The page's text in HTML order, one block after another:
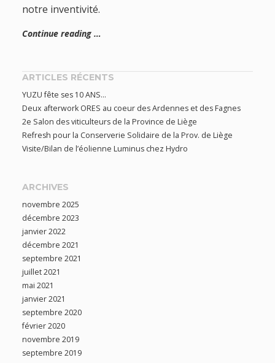
notre inventivité.
Continue reading …
ARTICLES RÉCENTS
YUZU fête ses 10 ANS…
Deux afterwork ORES au coeur des Ardennes et des Fagnes
2e Salon des viticulteurs de la Province de Liège
Refresh pour la Conserverie Solidaire de la Prov. de Liège
Visite/Bilan de l’éolienne Luminus chez Hydro
ARCHIVES
novembre 2025
décembre 2023
janvier 2022
décembre 2021
septembre 2021
juillet 2021
mai 2021
janvier 2021
septembre 2020
février 2020
novembre 2019
septembre 2019